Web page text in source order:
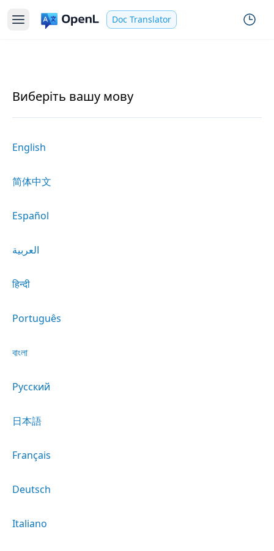
Doc Translator
Виберіть вашу мову
English
简体中文
Español
العربية
हिन्दी
Português
বাংলা
Русский
日本語
Français
Deutsch
Italiano